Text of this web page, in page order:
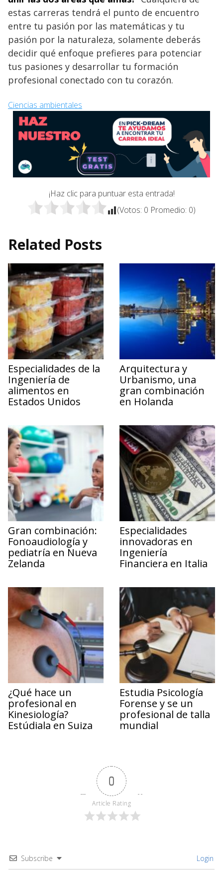
estas carreras tendrá el punto de encuentro
entre tu pasión por las matemáticas y tu
pasión por la naturaleza, solamente deberás
decidir qué enfoque prefieres para potenciar
tus pasiones y desarrollar tu formación
profesional conectado con tu corazón.
Ciencias ambientales
¡Haz clic para puntuar esta entrada!
(Votos: 0 Promedio: 0)
Related Posts
Especialidades de la
Ingeniería de
alimentos en
Estados Unidos
Arquitectura y
Urbanismo, una
gran combinación
en Holanda
Gran combinación:
Fonoaudiología y
pediatría en Nueva
Zelanda
Especialidades
innovadoras en
Ingeniería
Financiera en Italia
¿Qué hace un
profesional en
Kinesiología?
Estúdiala en Suiza
Estudia Psicología
Forense y se un
profesional de talla
mundial
0
Article Rating
Subscribe Login